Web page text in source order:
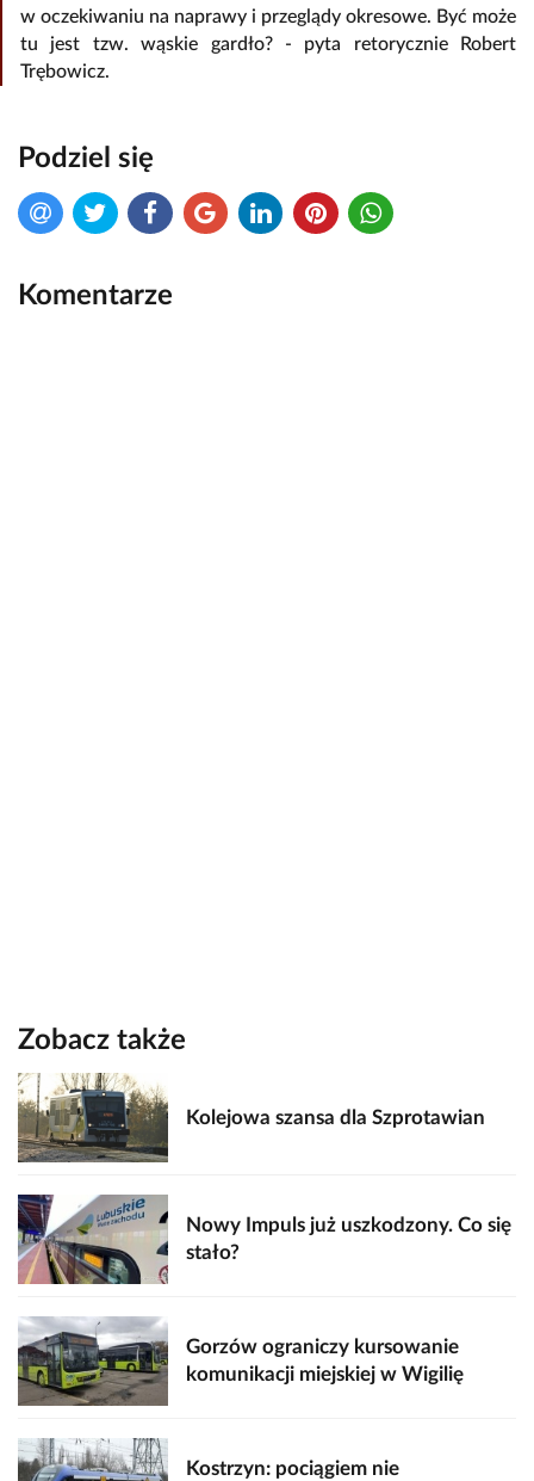
w oczekiwaniu na naprawy i przeglądy okresowe. Być może
tu jest tzw. wąskie gardło? - pyta retorycznie Robert
Trębowicz.
Podziel się
Komentarze
Zobacz także
Kolejowa szansa dla Szprotawian
Nowy Impuls już uszkodzony. Co się
stało?
Gorzów ograniczy kursowanie
komunikacji miejskiej w Wigilię
Kostrzyn: pociągiem nie